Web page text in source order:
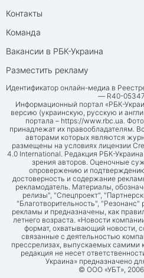
Контакты
Команда
Вакансии в РБК-Украина
Разместить рекламу
Идентификатор онлайн-медиа в
— R40-05347
Информационный портал «РБК-
версию (украинскую, русскую и
портала – https://www.rbc.ua.
принадлежат их правообладателям.
авторами которых являются
размещены на условиях лицензии
4.0 International. Редакция РБК-
зрения авторов. Оценочные
опровержению и
достоверность и содержание
рекламодатель. Материалы,
релизы", "Спецпроект",
"Благотворительность",
рекламы и предназначены, как
летнего возраста. «Новости
формат, охватывающий новости,
связанные с деятельностью
прессрелизах, выпускаемых самими
редакция не несет
Украина» предназначено
© ООО «УБТ»,